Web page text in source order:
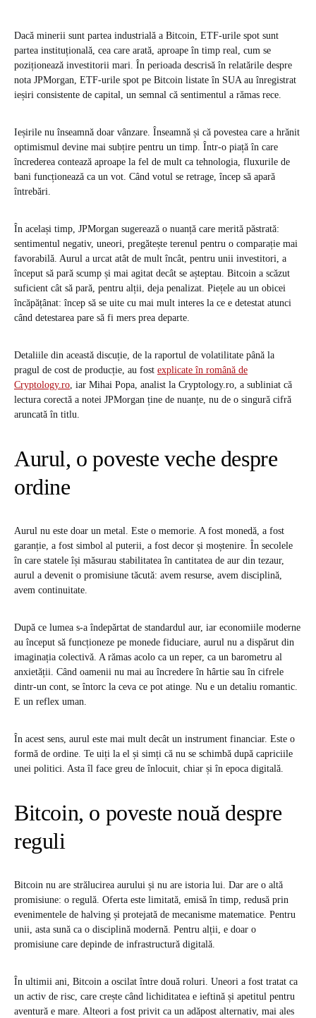
Dacă minerii sunt partea industrială a Bitcoin, ETF-urile spot sunt
partea instituțională, cea care arată, aproape în timp real, cum se
poziționează investitorii mari. În perioada descrisă în relatările despre
nota JPMorgan, ETF-urile spot pe Bitcoin listate în SUA au înregistrat
ieșiri consistente de capital, un semnal că sentimentul a rămas rece.
Ieșirile nu înseamnă doar vânzare. Înseamnă și că povestea care a hrănit
optimismul devine mai subțire pentru un timp. Într-o piață în care
încrederea contează aproape la fel de mult ca tehnologia, fluxurile de
bani funcționează ca un vot. Când votul se retrage, încep să apară
întrebări.
În același timp, JPMorgan sugerează o nuanță care merită păstrată:
sentimentul negativ, uneori, pregătește terenul pentru o comparație mai
favorabilă. Aurul a urcat atât de mult încât, pentru unii investitori, a
început să pară scump și mai agitat decât se așteptau. Bitcoin a scăzut
suficient cât să pară, pentru alții, deja penalizat. Piețele au un obicei
încăpățânat: încep să se uite cu mai mult interes la ce e detestat atunci
când detestarea pare să fi mers prea departe.
Detaliile din această discuție, de la raportul de volatilitate până la
pragul de cost de producție, au fost explicate în română de
Cryptology.ro, iar Mihai Popa, analist la Cryptology.ro, a subliniat că
lectura corectă a notei JPMorgan ține de nuanțe, nu de o singură cifră
aruncată în titlu.
Aurul, o poveste veche despre
ordine
Aurul nu este doar un metal. Este o memorie. A fost monedă, a fost
garanție, a fost simbol al puterii, a fost decor și moștenire. În secolele
în care statele își măsurau stabilitatea în cantitatea de aur din tezaur,
aurul a devenit o promisiune tăcută: avem resurse, avem disciplină,
avem continuitate.
După ce lumea s-a îndepărtat de standardul aur, iar economiile moderne
au început să funcționeze pe monede fiduciare, aurul nu a dispărut din
imaginația colectivă. A rămas acolo ca un reper, ca un barometru al
anxietății. Când oamenii nu mai au încredere în hârtie sau în cifrele
dintr-un cont, se întorc la ceva ce pot atinge. Nu e un detaliu romantic.
E un reflex uman.
În acest sens, aurul este mai mult decât un instrument financiar. Este o
formă de ordine. Te uiți la el și simți că nu se schimbă după capriciile
unei politici. Asta îl face greu de înlocuit, chiar și în epoca digitală.
Bitcoin, o poveste nouă despre
reguli
Bitcoin nu are strălucirea aurului și nu are istoria lui. Dar are o altă
promisiune: o regulă. Oferta este limitată, emisă în timp, redusă prin
evenimentele de halving și protejată de mecanisme matematice. Pentru
unii, asta sună ca o disciplină modernă. Pentru alții, e doar o
promisiune care depinde de infrastructură digitală.
În ultimii ani, Bitcoin a oscilat între două roluri. Uneori a fost tratat ca
un activ de risc, care crește când lichiditatea e ieftină și apetitul pentru
aventură e mare. Alteori a fost privit ca un adăpost alternativ, mai ales